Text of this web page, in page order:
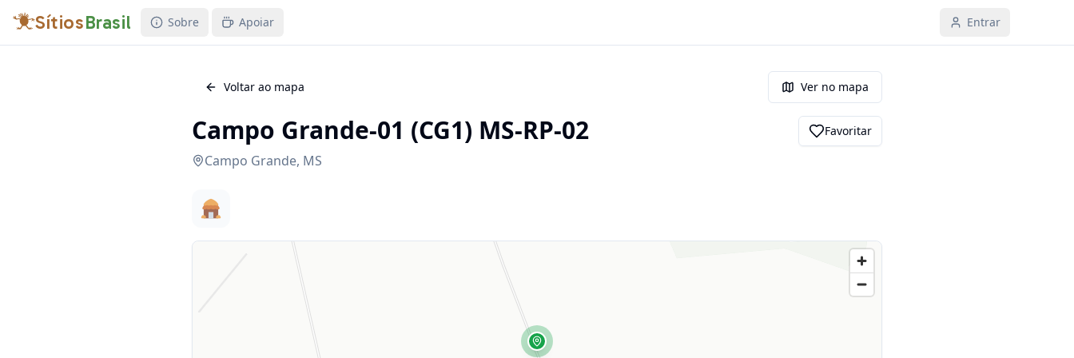
SítiosBrasil Sobre Apoiar Entrar
Voltar ao mapa Ver no mapa
Campo Grande-01 (CG1) MS-RP-02
Campo Grande, MS
Favoritar